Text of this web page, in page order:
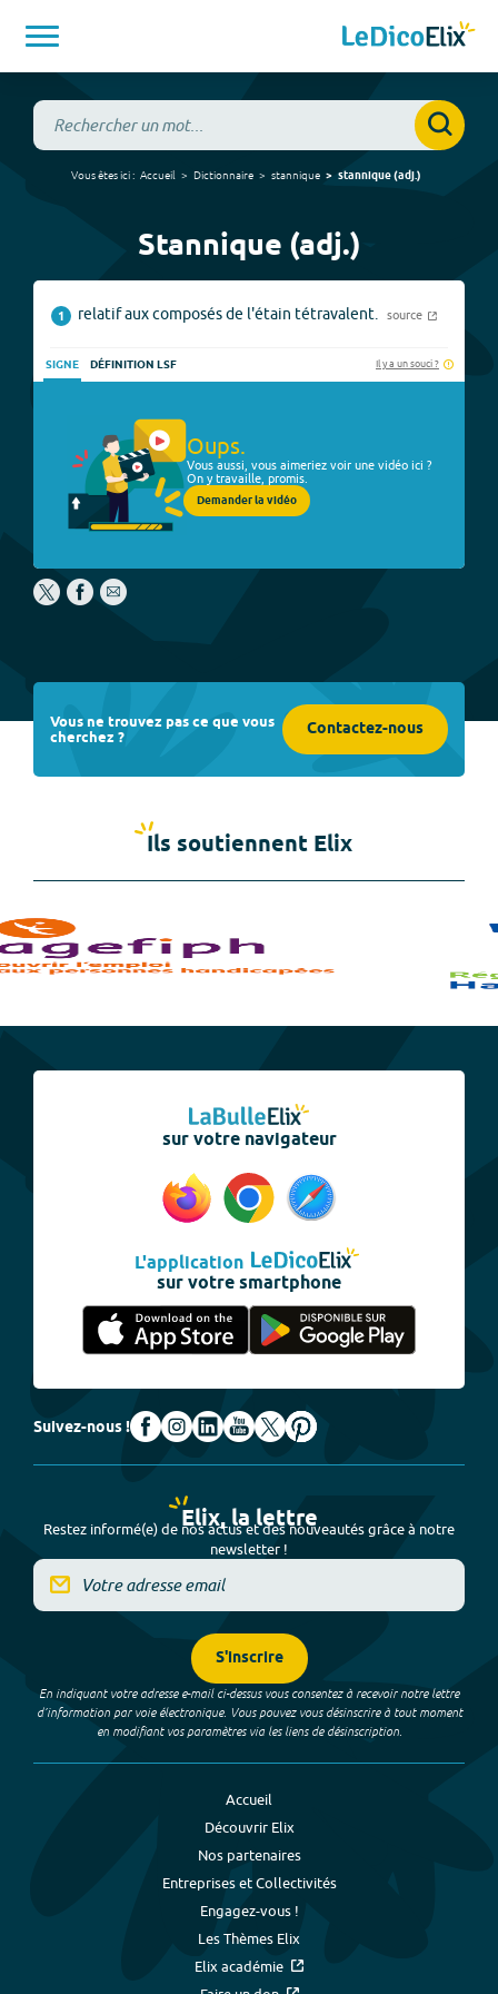
Vous êtes ici : Accueil Dictionnaire stannique stannique(adj.)
Stannique (adj.)
1 relatif aux composés de l'étain tétravalent. source
SIGNE DÉFINITION LSF Il y a un souci ?
Oups.
Vous aussi, vous aimeriez voir une vidéo ici ?
On y travaille, promis.
Demander la vidéo
Vous ne trouvez pas ce que vous
cherchez ? Contactez-nous
Ils soutiennent Elix
sur votre navigateur
L'application
sur votre smartphone
Suivez-nous !
Elix, la lettre
Restez informé(e) de nos actus et des nouveautés grâce à notre
newsletter !
S'inscrire
En indiquant votre adresse e-mail ci-dessus vous consentez à recevoir notre lettre
d’information par voie électronique. Vous pouvez vous désinscrire à tout moment
en modifiant vos paramètres via les liens de désinscription.
Accueil
Découvrir Elix
Nos partenaires
Entreprises et Collectivités
Engagez-vous !
Les Thèmes Elix
Elix académie